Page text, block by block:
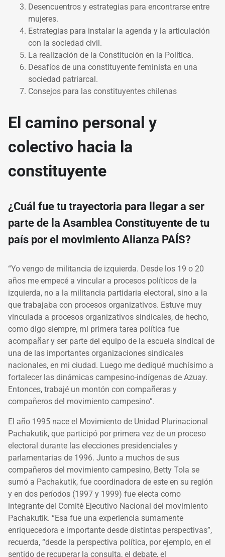
Desencuentros y estrategias para encontrarse entre
mujeres.
Estrategias para instalar la agenda y la articulación
con la sociedad civil.
La realización de la Constitución en la Política.
Desafíos de una constituyente feminista en una
sociedad patriarcal.
Consejos para las constituyentes chilenas
El camino personal y
colectivo hacia la
constituyente
¿Cuál fue tu trayectoria para llegar a ser
parte de la Asamblea Constituyente de tu
país por el movimiento Alianza PAÍS?
“Yo vengo de militancia de izquierda. Desde los 19 o 20
años me empecé a vincular a procesos políticos de la
izquierda, no a la militancia partidaria electoral, sino a la
que trabajaba con procesos organizativos. Estuve muy
vinculada a procesos organizativos sindicales, de hecho,
como digo siempre, mi primera tarea política fue
acompañar y ser parte del equipo de la escuela sindical de
una de las importantes organizaciones sindicales
nacionales, en mi ciudad. Luego me dediqué muchísimo a
fortalecer las dinámicas campesino-indígenas de Azuay.
Entonces, trabajé un montón con compañeras y
compañeros del movimiento campesino”.
El año 1995 nace el Movimiento de Unidad Plurinacional
Pachakutik, que participó por primera vez de un proceso
electoral durante las elecciones presidenciales y
parlamentarias de 1996. Junto a muchos de sus
compañeros del movimiento campesino, Betty Tola se
sumó a Pachakutik, fue coordinadora de este en su región
y en dos períodos (1997 y 1999) fue electa como
integrante del Comité Ejecutivo Nacional del movimiento
Pachakutik. “Esa fue una experiencia sumamente
enriquecedora e importante desde distintas perspectivas”,
recuerda, “desde la perspectiva política, por ejemplo, en el
sentido de recuperar la consulta, el debate, el